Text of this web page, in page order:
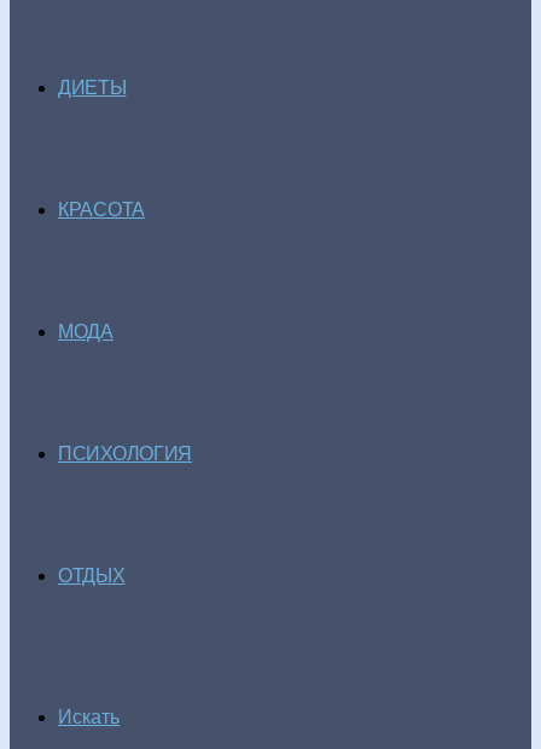
ДИЕТЫ
КРАСОТА
МОДА
ПСИХОЛОГИЯ
ОТДЫХ
Искать